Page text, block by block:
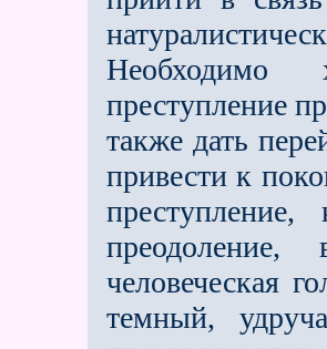
Необходимо
преступление
также дать
привести к
человеческая
темный,